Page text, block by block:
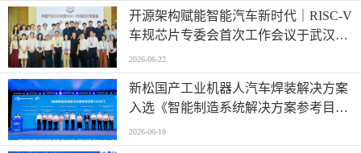
开源架构赋能智能汽车新时代｜RISC-V
车规芯片专委会首次工作会议于武汉圆
满召开
2026-06-22
新松国产工业机器人汽车焊装解决方案
入选《智能制造系统解决方案参考目录
（2026）》
2026-06-18